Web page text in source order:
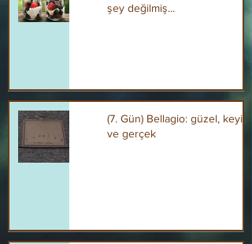
şey değilmiş...
(7. Gün) Bellagio: güzel, keyifli,
ve gerçek